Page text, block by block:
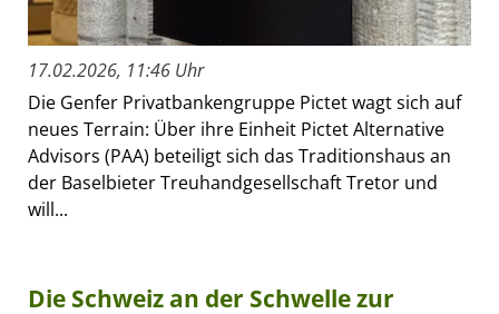
17.02.2026, 11:46 Uhr
Die Genfer Privatbankengruppe Pictet wagt sich auf
neues Terrain: Über ihre Einheit Pictet Alternative
Advisors (PAA) beteiligt sich das Traditionshaus an
der Baselbieter Treuhandgesellschaft Tretor und
will...
Die Schweiz an der Schwelle zur